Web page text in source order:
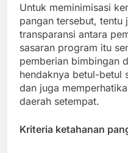
Untuk meminimisasi
pangan tersebut, tentu
transparansi antara
sasaran program itu
pemberian bimbingan
hendaknya betul-betul
dan juga
daerah setempat.
Kriteria ketahanan